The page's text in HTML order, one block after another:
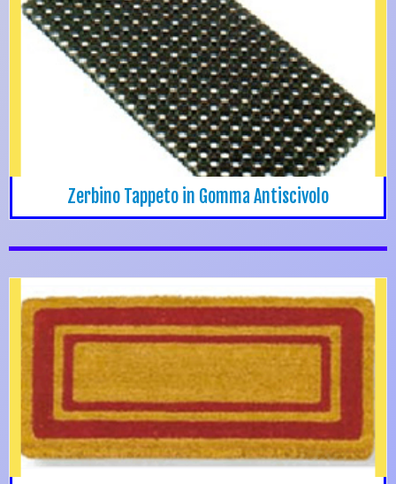
Zerbino Tappeto in Gomma Antiscivolo